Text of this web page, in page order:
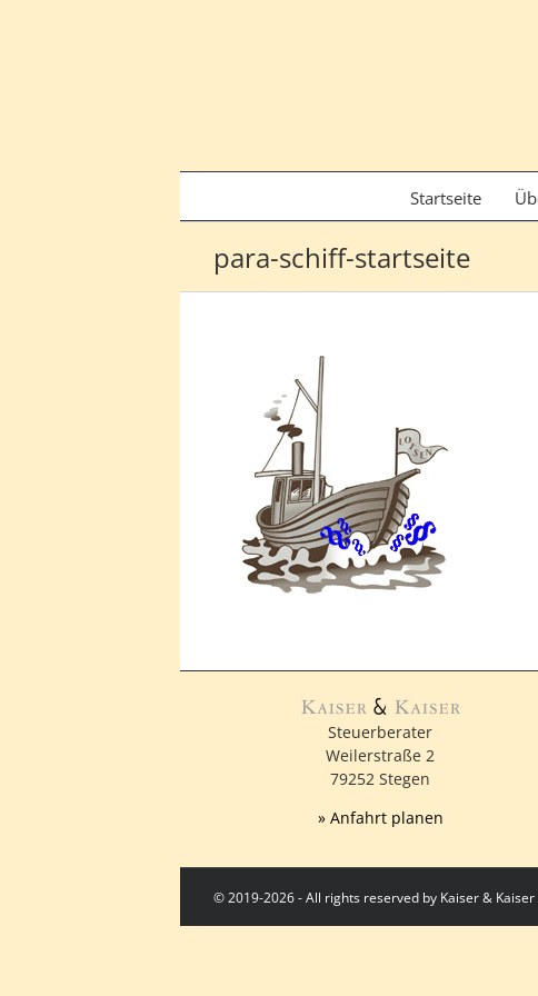
Startseite
para-schiff-startseite
Steuerberater
Weilerstraße 2
79252 Stegen
» Anfahrt planen
© 2019-2026 - All rights reserved by Kaiser &